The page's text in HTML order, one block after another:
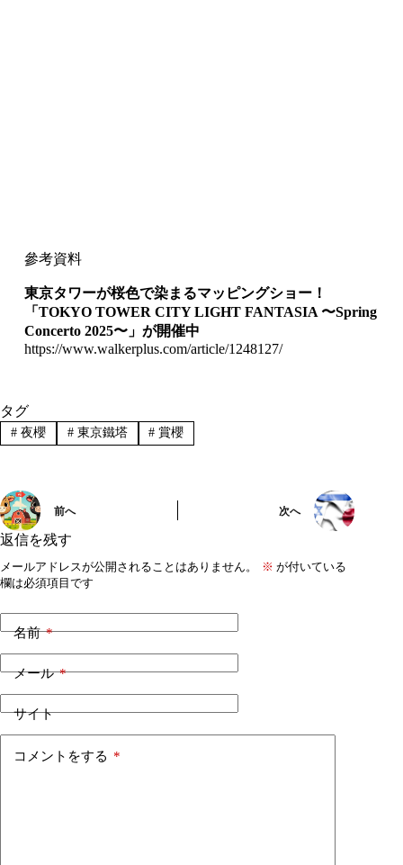
參考資料
東京タワーが桜色で染まるマッピングショー！
「 TOKYO TOWER CITY LIGHT FANTASIA 〜Spring
Concerto 2025〜」が開催中
https://www.walkerplus.com/article/1248127/
タグ
#夜櫻 #東京鐵塔 # 賞櫻
前へ 次へ
返信を残す
メールアドレスが公開されることはありません。 ※ が付いている
欄は必須項目です
名前*
メール*
サイト
コメントをする *